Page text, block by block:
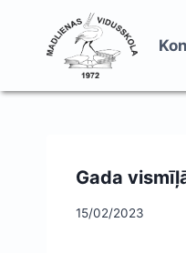
content
Gada
15/02/2023